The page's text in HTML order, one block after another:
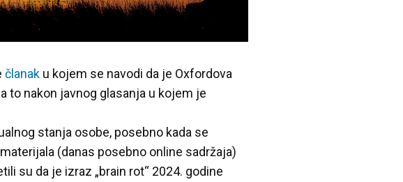
članak u kojem se navodi da je Oxfordova
to nakon javnog glasanja u kojem je
stanja osobe, posebno kada se
(danas posebno online sadržaja)
su da je izraz „brain rot“ 2024. godine